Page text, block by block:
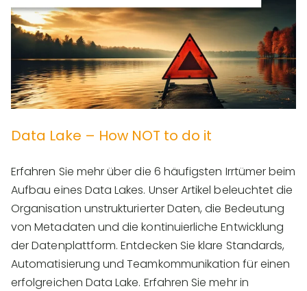
Data Lake – How NOT to do it
Erfahren Sie mehr über die 6 häufigsten Irrtümer beim
Aufbau eines Data Lakes. Unser Artikel beleuchtet die
Organisation unstrukturierter Daten, die Bedeutung
von Metadaten und die kontinuierliche Entwicklung
der Datenplattform. Entdecken Sie klare Standards,
Automatisierung und Teamkommunikation für einen
erfolgreichen Data Lake. Erfahren Sie mehr in